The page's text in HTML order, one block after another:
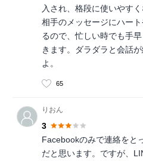
入され、格段に使いやすく
相手のメッセージにハー
るので、忙しい時でも手
きます。ダラダラと会話
よ。
65
りおん
3
Facebookのみで連絡をと
だと思います。ですが、